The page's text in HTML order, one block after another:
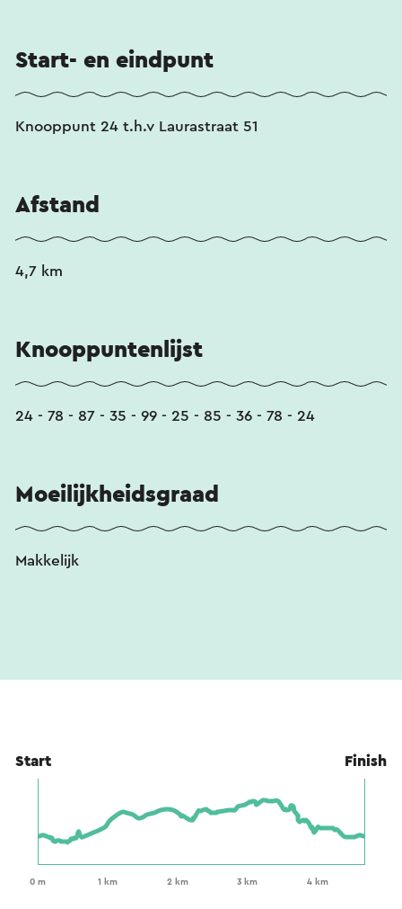
Start- en eindpunt
Knooppunt 24 t.h.v Laurastraat 51
Afstand
4,7 km
Knooppuntenlijst
24 - 78 - 87 - 35 - 99 - 25 - 85 - 36 - 78 - 24
Moeilijkheidsgraad
Makkelijk
Start Finish